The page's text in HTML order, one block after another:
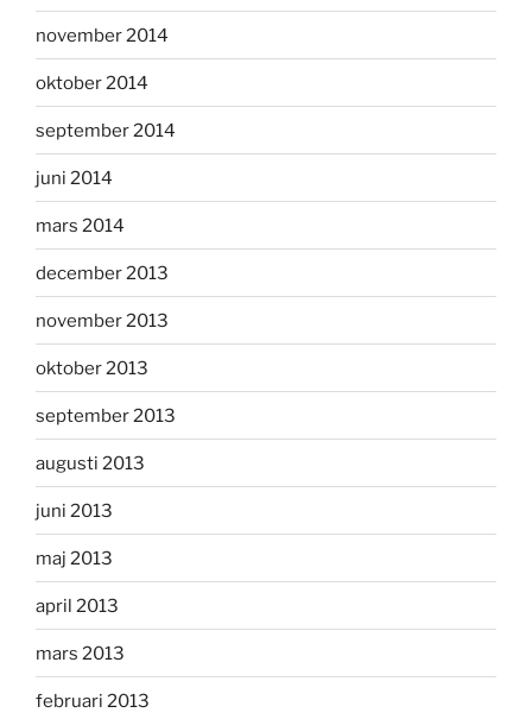
november 2014
oktober 2014
september 2014
juni 2014
mars 2014
december 2013
november 2013
oktober 2013
september 2013
augusti 2013
juni 2013
maj 2013
april 2013
mars 2013
februari 2013